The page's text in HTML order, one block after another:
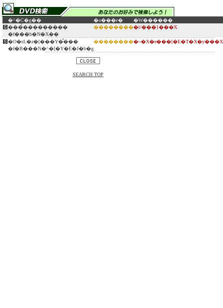
�^�C�g�� �o���ғ�
�W������
���̉̂���������
�f���b�N�X��
���������t/���}���X
�O�єL�z�[���Y�̐���
�f�B���N�^�[�Y�E�J�b�g
��������
SEARCH TOP